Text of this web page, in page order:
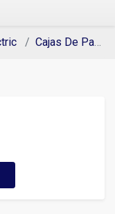
Cajas De Pase